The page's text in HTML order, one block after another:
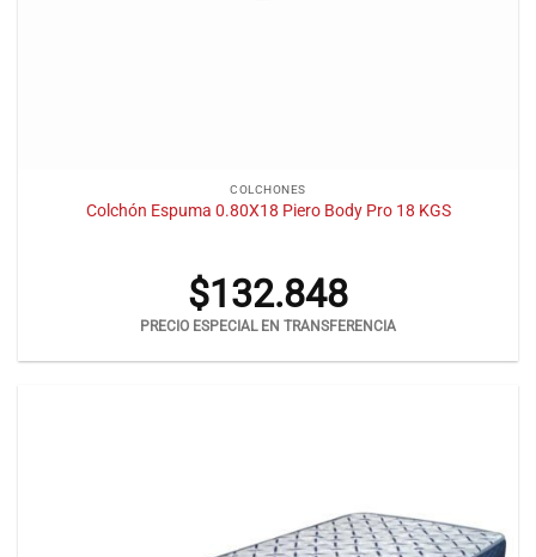
COLCHONES
Colchón Espuma 0.80X18 Piero Body Pro 18 KGS
$132.848
PRECIO ESPECIAL EN TRANSFERENCIA